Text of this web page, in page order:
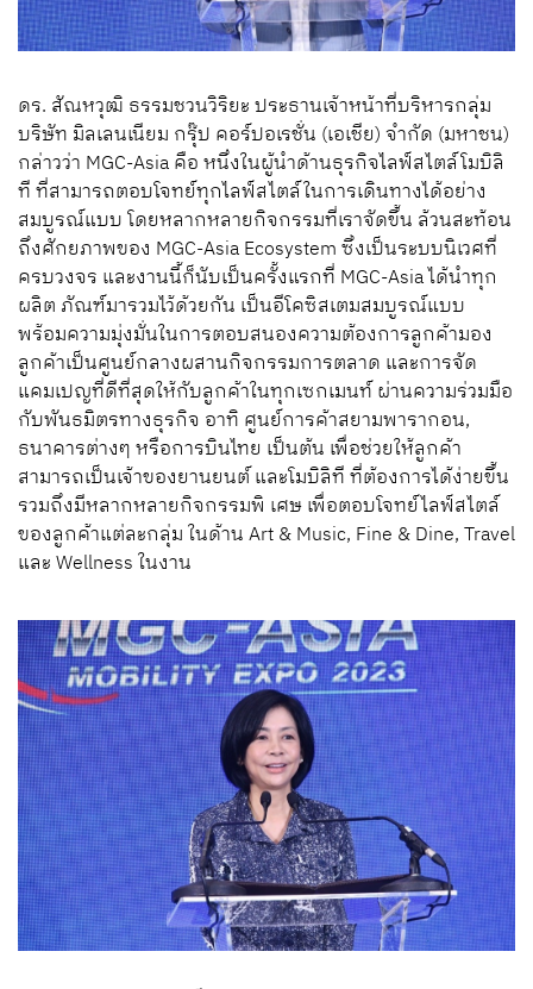
ดร. สัณหวุฒิ ธรรมชวนวิริยะประธานเจ้าหน้าที่บริหารกลุ่ม
บริษัท มิลเลนเนียม กรุ๊ป คอร์ปอเรชั่น (เอเชีย)จำกัด (มหาชน)
กล่าวว่า MGC-Asiaคือหนึ่งในผู้นำด้านธุรกิจไลฟ์สไตล์โมบิลิ
ทีที่สามารถตอบโจทย์ทุกไลฟ์สไตล์ในการเดินทางได้อย่าง
สมบูรณ์แบบโดยหลากหลายกิจกรรมที่เราจัดขึ้น ล้วนสะท้อน
ถึงศักยภาพของ MGC-Asia Ecosystemซึ่งเป็นระบบนิเวศที่
ครบวงจร และงานนี้ก็นับเป็นครั้งแรกที่ MGC-Asiaได้นำทุก
ผลิต ภัณฑ์มารวมไว้ด้วยกัน เป็นอีโคซิสเตมสมบูรณ์แบบ
พร้อมความมุ่งมั่นในการตอบสนองความต้องการลูกค้ามอง
ลูกค้าเป็นศูนย์กลางผสานกิจกรรมการตลาด และการจัด
แคมเปญที่ดีที่สุดให้กับลูกค้าในทุกเซกเมนท์ผ่านความร่วมมือ
กับพันธมิตรทางธุรกิจ อาทิ ศูนย์การค้าสยามพารากอน,
ธนาคารต่างๆหรือการบินไทย เป็นต้น เพื่อช่วยให้ลูกค้า
สามารถเป็นเจ้าของยานยนต์ และโมบิลิทีที่ต้องการได้ง่ายขึ้น
รวมถึงมีหลากหลายกิจกรรมพิ เศษเพื่อตอบโจทย์ไลฟ์สไตล์
ของลูกค้าแต่ละกลุ่มในด้านArt & Music, Fine & Dine, Travel
และWellnessในงาน